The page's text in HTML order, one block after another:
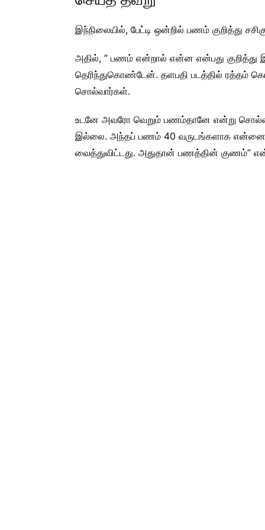
இந்நிலையில், பேட்டி ஒன்றில் பணம் குறித்து
அதில், ” பணம் என்றால் என்ன என்பது
தெரிந்துகொண்டேன். தளபதி படத்தில் ரத்தம்
சொல்வார்கள்.
உடனே அவரோ வெறும் பணம்தானே என்று
இல்லை. அந்தப் பணம் 40 வருடங்களாக என்னை
வைத்துவிட்டது. அதுதான் பணத்தின் குணம்”